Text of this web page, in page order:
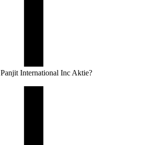
International Inc Aktie?